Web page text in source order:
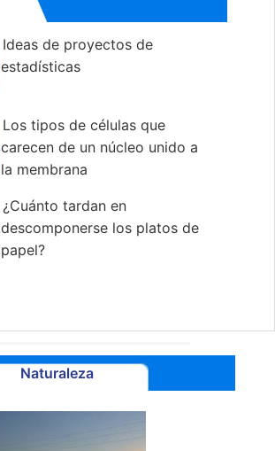
Ideas de proyectos de
estadísticas
Los tipos de células que
carecen de un núcleo unido a
la membrana
¿Cuánto tardan en
descomponerse los platos de
papel?
Naturaleza